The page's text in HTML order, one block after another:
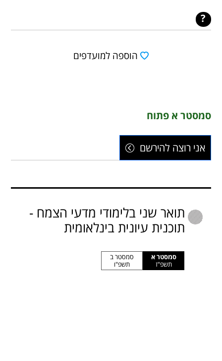
הוספה למועדפים
סמסטר א פתוח
אני רוצה להירשם
תואר שני בלימודי מדעי הצמח -
תוכנית עיונית בינלאומית
סמסטר א
תשפ"ז
סמסטר ב
תשפ"ו